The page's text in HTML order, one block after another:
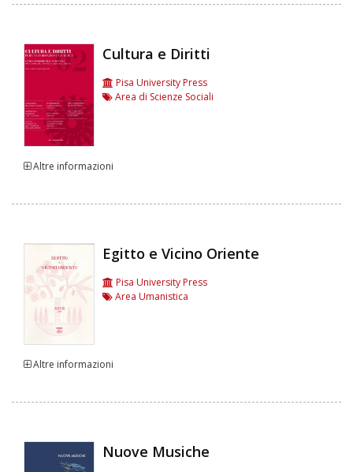
Cultura e Diritti
Pisa University Press
Area di Scienze Sociali
Altre informazioni
Egitto e Vicino Oriente
Pisa University Press
Area Umanistica
Altre informazioni
Nuove Musiche